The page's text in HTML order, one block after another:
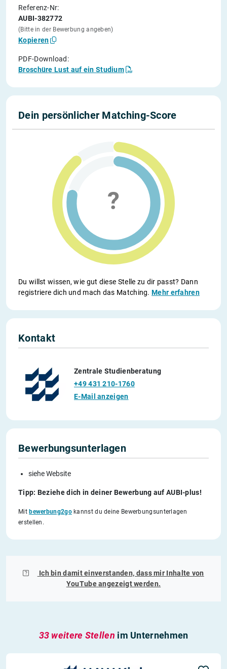
Referenz-Nr:
AUBI-382772
(Bitte in der Bewerbung angeben)
Kopieren
PDF-Download:
Broschüre Lust auf ein Studium
Dein persönlicher Matching-Score
Du willst wissen, wie gut diese Stelle zu dir passt? Dann
registriere dich und mach das Matching.Mehr erfahren
Kontakt
Zentrale Studienberatung
+49 431 210-1760
E-Mail anzeigen
Bewerbungsunterlagen
siehe Website
Tipp: Beziehe dich in deiner Bewerbung auf AUBI-plus!
Mitbewerbung2gokannst du deine Bewerbungsunterlagen
erstellen.
Ich bin damit einverstanden, dass mir Inhalte von
YouTubeangezeigt werden.
33 weitere Stellen im Unternehmen